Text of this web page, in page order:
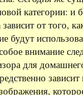
категории: и
от того,
будут
внимание
для
зависит